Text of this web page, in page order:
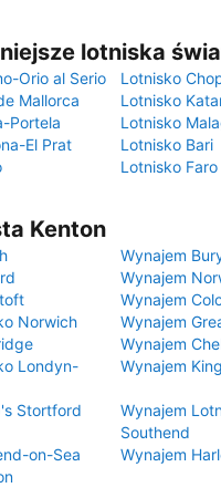
lotniska
Orio al Serio
Lotnisko
Mallorca
Lotnisko
Portela
Lotnisko
El Prat
Lotnisko Bari
Lotnisko Faro
Kenton
Wynajem
Wynajem
Wynajem
Norwich
Wynajem
Wynajem
Londyn-
Wynajem
Stortford
Wynajem
Southend
on-Sea
Wynajem